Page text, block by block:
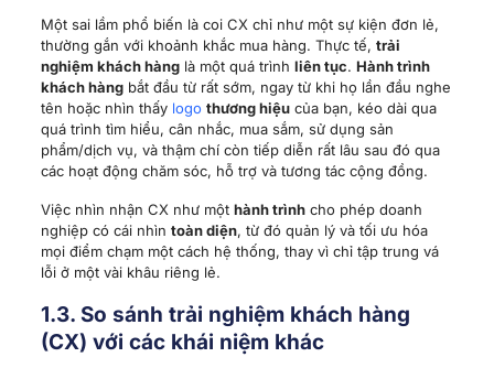
Một sai lầm phổ biến là coi CX chỉ như một sự kiện đơn lẻ,
thường gắn với khoảnh khắc mua hàng. Thực tế, trải
nghiệm khách hànglà một quá trình liên tục. Hành trình
khách hàngbắt đầu từ rất sớm, ngay từ khi họ lần đầu nghe
tên hoặc nhìn thấy logo thương hiệucủa bạn, kéo dài qua
quá trình tìm hiểu, cân nhắc, mua sắm, sử dụng sản
phẩm/dịch vụ, và thậm chí còn tiếp diễn rất lâu sau đó qua
các hoạt động chăm sóc, hỗ trợ và tương tác cộng đồng.
Việc nhìn nhận CX như một hành trìnhcho phép doanh
nghiệp có cái nhìn toàn diện, từ đó quản lý và tối ưu hóa
mọi điểm chạm một cách hệ thống, thay vì chỉ tập trung vá
lỗi ở một vài khâu riêng lẻ.
1.3. So sánh trải nghiệm khách hàng
(CX) với các khái niệm khác